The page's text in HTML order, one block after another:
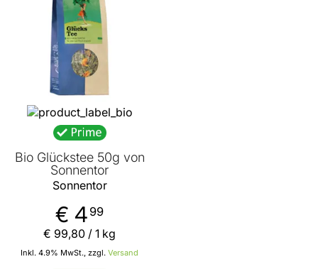
Bio Glückstee 50g von
Sonnentor
Sonnentor
€ 4 99
Inkl. 4.9% MwSt., zzgl. Versand
€ 99,80 / 1 kg